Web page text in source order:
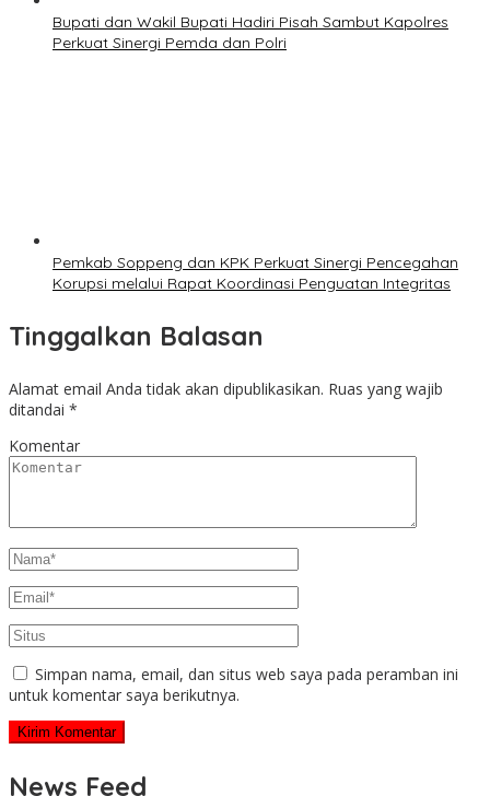
Bupati dan Wakil Bupati Hadiri Pisah Sambut Kapolres
Perkuat Sinergi Pemda dan Polri
Pemkab Soppeng dan KPK Perkuat Sinergi Pencegahan
Korupsi melalui Rapat Koordinasi Penguatan Integritas
Tinggalkan Balasan
Alamat email Anda tidak akan dipublikasikan. Ruas yang wajib
ditandai *
Komentar
Simpan nama, email, dan situs web saya pada peramban ini
untuk komentar saya berikutnya.
News Feed